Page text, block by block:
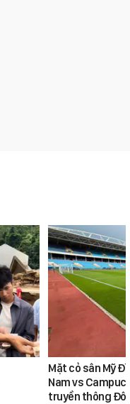
Mặt cỏ sân Mỹ
Nam vs
truyền thông